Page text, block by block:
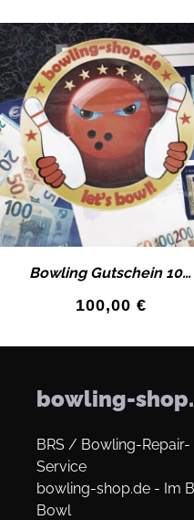
Bowling Gutschein 100€ Wertgutschein als Geschenk-Idee!
100,00€
bowling-
BRS / Bowling-Repair-
Service
bowling-shop.de - Im
Bowl